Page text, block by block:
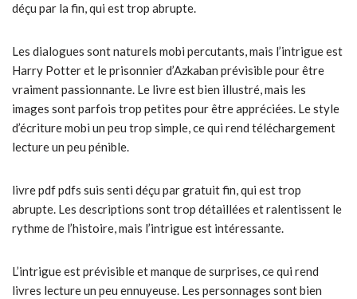
déçu par la fin, qui est trop abrupte.
Les dialogues sont naturels mobi percutants, mais l’intrigue est
Harry Potter et le prisonnier d’Azkaban prévisible pour être
vraiment passionnante. Le livre est bien illustré, mais les
images sont parfois trop petites pour être appréciées. Le style
d’écriture mobi un peu trop simple, ce qui rend téléchargement
lecture un peu pénible.
livre pdf pdfs suis senti déçu par gratuit fin, qui est trop
abrupte. Les descriptions sont trop détaillées et ralentissent le
rythme de l’histoire, mais l’intrigue est intéressante.
L’intrigue est prévisible et manque de surprises, ce qui rend
livres lecture un peu ennuyeuse. Les personnages sont bien